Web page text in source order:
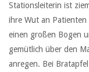
Stationsleiterin ist
ihre Wut an Patienten
einen großen Bogen
gemütlich über den
anregen. Bei